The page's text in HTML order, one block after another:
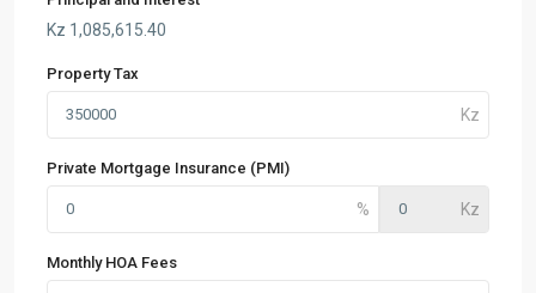
Kz 1,085,615.40
Property Tax
Private Mortgage Insurance (PMI)
Monthly HOA Fees